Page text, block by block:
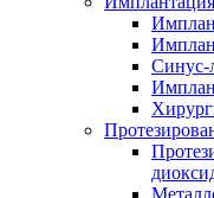
Синус-